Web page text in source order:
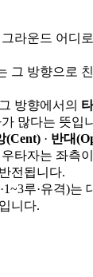
라운드 어디
그 방향으로 친
방향에서의
많다는 뜻입
(Cent) · 반대
타자는 좌측
전됩니다.
루·유격)는
니다.